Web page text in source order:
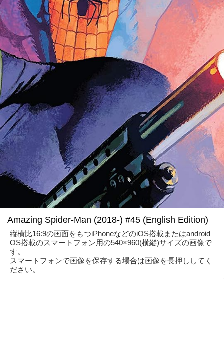
Amazing Spider-Man (2018-) #45 (English Edition)
縦横比16:9の画面をもつiPhoneなどのiOS搭載またはandroid
OS搭載のスマートフォン用の540×960(横縦)サイズの画像で
す。
スマートフォンで画像を保存する場合は画像を長押ししてく
ださい。